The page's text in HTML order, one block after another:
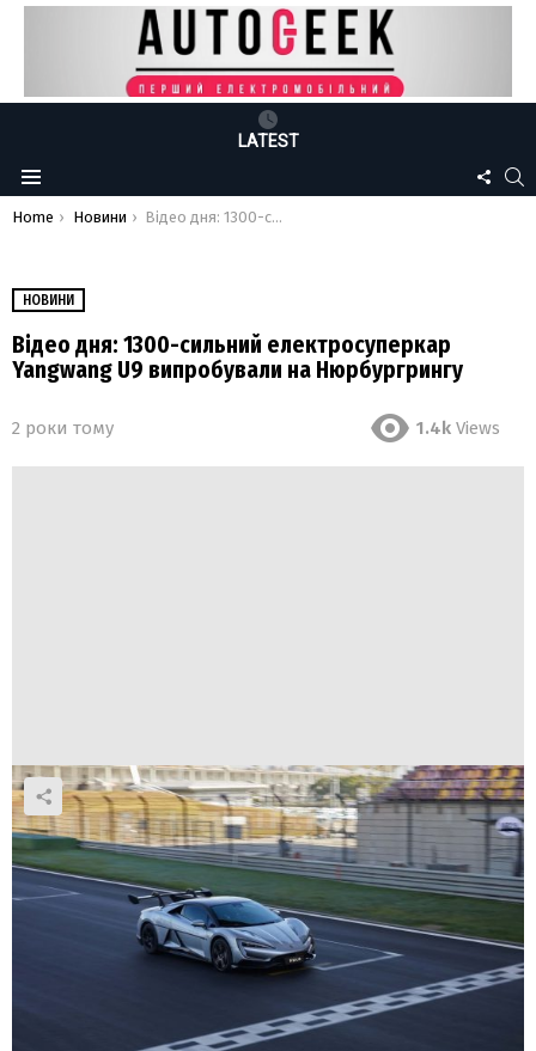
LATEST
Menu
US
You are here:
Home Новини Відео дня: 1300-сильний електросуперкар Yangwang U9 випробували на Нюрбургрингу
НОВИНИ
Відео дня: 1300-сильний електросуперкар
Yangwang U9 випробували на Нюрбургрингу
2 роки тому 1.4k Views